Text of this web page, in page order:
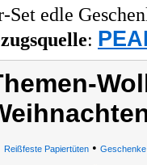
Set edle
:
Reißfeste Papiertüten•